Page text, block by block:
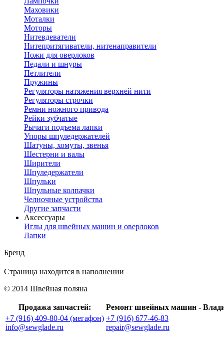
Маховики
Моталки
Моторы
Нитевдеватели
Нитепритягиватели, нитенаправители
Ножи для оверлоков
Педали и шнуры
Петлители
Пружины
Регуляторы натяжения верхней нити
Регуляторы строчки
Ремни ножного привода
Рейки зубчатые
Рычаги подъема лапки
Упоры шпуледержателей
Шатуны, хомуты, звенья
Шестерни и валы
Ширители
Шпуледержатели
Шпульки
Шпульные колпачки
Челночные устройства
Другие запчасти
Аксессуары
Иглы для швейных машин и оверлоков
Лапки
Бренд
Страница находится в наполнении
© 2014 Швейная поляна
Продажа запчастей:
Ремонт швейных машин -
+7 (916) 409-80-04 (мегафон)
info@sewglade.ru
+7 (916) 677-46-83
repair@sewglade.ru